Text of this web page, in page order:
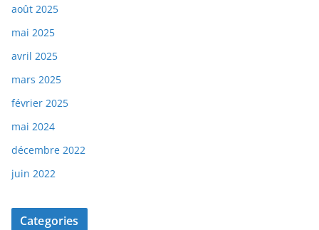
août 2025
mai 2025
avril 2025
mars 2025
février 2025
mai 2024
décembre 2022
juin 2022
Categories